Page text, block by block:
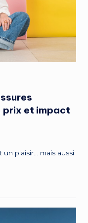
prix et impact
plaisir… mais aussi